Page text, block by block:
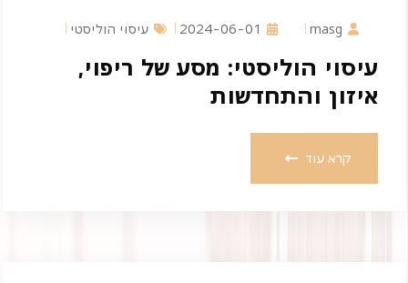
masg
2024-06-01 עיסוי הוליסטי
עיסוי הוליסטי: מסע של ריפוי,
איזון והתחדשות
קרא עוד